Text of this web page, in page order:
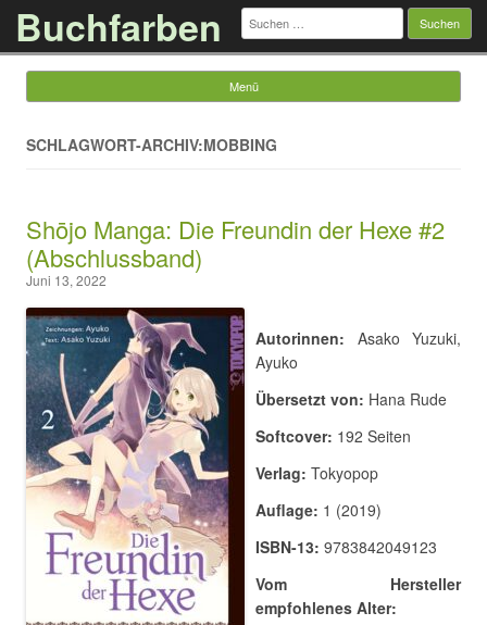
Buchfarben Suchen
nach:
Menü
SCHLAGWORT-ARCHIV:MOBBING
Shōjo Manga: Die Freundin der Hexe #2
(Abschlussband)
Juni 13, 2022
Autorinnen: Asako Yuzuki,
Ayuko
Übersetzt von: Hana Rude
Softcover: 192 Seiten
Verlag: Tokyopop
Auflage: 1 (2019)
ISBN-13: 9783842049123
Vom Hersteller
empfohlenes Alter: